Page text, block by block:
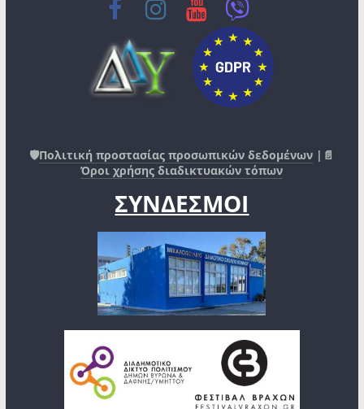
🛡️Πολιτική προστασίας προσωπικών δεδομένων |📄
Όροι χρήσης διαδικτυακών τόπων
ΣΥΝΔΕΣΜΟΙ